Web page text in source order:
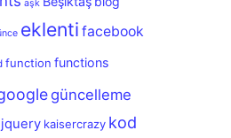
aşk
eklenti facebook
function functions
güncelleme
jquery kaisercrazy kod